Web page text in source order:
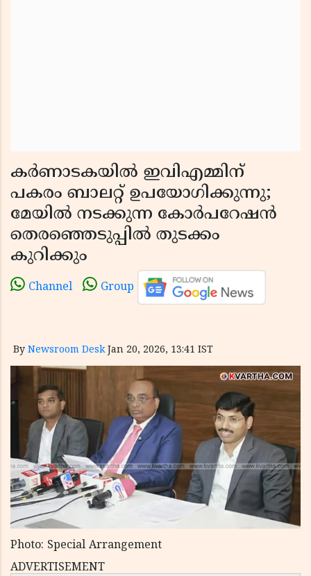
കർണാടകയിൽ ഇവിഎമ്മിന്
പകരം ബാലറ്റ് ഉപയോഗിക്കുന്നു;
മേയിൽ നടക്കുന്ന കോർപറേഷൻ
തെരഞ്ഞെടുപ്പിൽ തുടക്കം
കുറിക്കും
Channel Group
By Newsroom Desk Jan 20, 2026, 13:41 IST
Photo: Special Arrangement
ADVERTISEMENT